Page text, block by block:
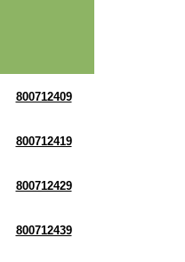
800712409
800712419
800712429
800712439